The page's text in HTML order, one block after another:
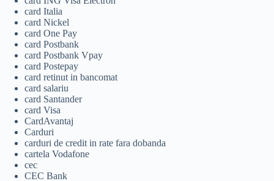
card Italia
card Nickel
card One Pay
card Postbank
card Postbank Vpay
card Postepay
card retinut in bancomat
card salariu
card Santander
card Visa
CardAvantaj
Carduri
carduri de credit in rate fara dobanda
cartela Vodafone
cec
CEC Bank